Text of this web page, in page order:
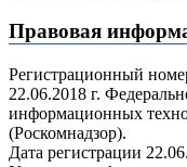
Правовая
Регистрационный
22.06.2018 г.
информационных
(Роскомнадзор).
Дата регистрации